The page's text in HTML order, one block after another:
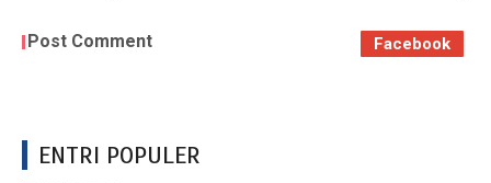
Post Comment Facebook
ENTRI POPULER